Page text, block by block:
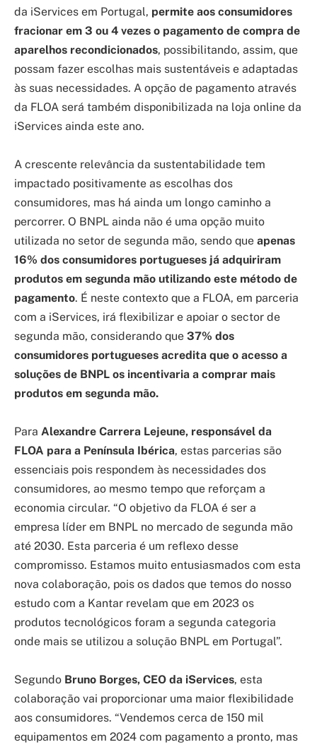
da iServices em Portugal, permite aos consumidores
fracionar em 3 ou 4 vezes o pagamento de compra de
aparelhos recondicionados, possibilitando, assim, que
possam fazer escolhas mais sustentáveis e adaptadas
às suas necessidades. A opção de pagamento através
da FLOA será também disponibilizada na loja online da
iServices ainda este ano.
A crescente relevância da sustentabilidade tem
impactado positivamente as escolhas dos
consumidores, mas há ainda um longo caminho a
percorrer. O BNPL ainda não é uma opção muito
utilizada no setor de segunda mão, sendo que apenas
16% dos consumidores portugueses já adquiriram
produtos em segunda mão utilizando este método de
pagamento. É neste contexto que a FLOA, em parceria
com a iServices, irá flexibilizar e apoiar o sector de
segunda mão, considerando que 37% dos
consumidores portugueses acredita que o acesso a
soluções de BNPL os incentivaria a comprar mais
produtos em segunda mão.
Para Alexandre Carrera Lejeune, responsável da
FLOA para a Península Ibérica, estas parcerias são
essenciais pois respondem às necessidades dos
consumidores, ao mesmo tempo que reforçam a
economia circular. “O objetivo da FLOA é ser a
empresa líder em BNPL no mercado de segunda mão
até 2030. Esta parceria é um reflexo desse
compromisso. Estamos muito entusiasmados com esta
nova colaboração, pois os dados que temos do nosso
estudo com a Kantar revelam que em 2023 os
produtos tecnológicos foram a segunda categoria
onde mais se utilizou a solução BNPL em Portugal”.
Segundo Bruno Borges, CEO da iServices, esta
colaboração vai proporcionar uma maior flexibilidade
aos consumidores. “Vendemos cerca de 150 mil
equipamentos em 2024 com pagamento a pronto, mas